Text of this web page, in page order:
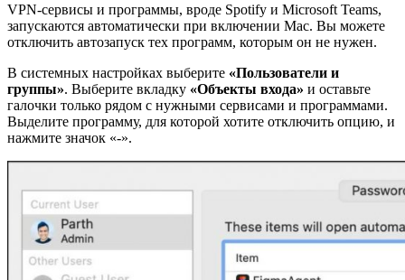
VPN-сервисы и программы, вроде Spotify и Microsoft Teams,
запускаются автоматически при включении Mac. Вы можете
отключить автозапуск тех программ, которым он не нужен.
В системных настройках выберите «Пользователи и
группы». Выберите вкладку «Объекты входа» и оставьте
галочки только рядом с нужными сервисами и программами.
Выделите программу, для которой хотите отключить опцию, и
нажмите значок «-».